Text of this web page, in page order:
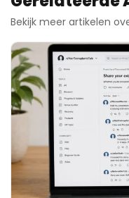
Bekijk meer artikelen